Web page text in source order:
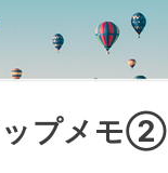
ップメモ②